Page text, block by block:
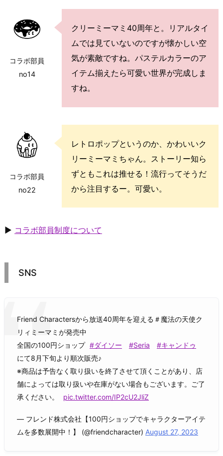
コラボ部員
no14
クリーミーマミ40周年と。リアルタイ
ムでは見ていないのですが懐かしい空
気が素敵ですね。パステルカラーのア
イテム揃えたら可愛い世界が完成しま
すね。
コラボ部員
no22
レトロポップというのか、かわいいク
リーミーマミちゃん。ストーリー知ら
ずともこれは推せる！流行ってそうだ
から注目するー。可愛い。
▶ コラボ部員制度について
SNS
Friend Charactersから放送40周年を迎える＃魔法の天使ク
リィミーマミが発売中
全国の100円ショップ #ダイソー #Seria
#キャンドゥ
にて8月下旬より順次販売♪
※商品は予告なく取り扱いを終了させて頂くことがあり、店
舗によっては取り扱いや在庫がない場合もございます。ご了
承ください。
pic.twitter.com/IP2cU2JliZ
— フレンド株式会社【100円ショップでキャラクターアイテ
ムを多数展開中！】 (@friendcharacter) August 27, 2023